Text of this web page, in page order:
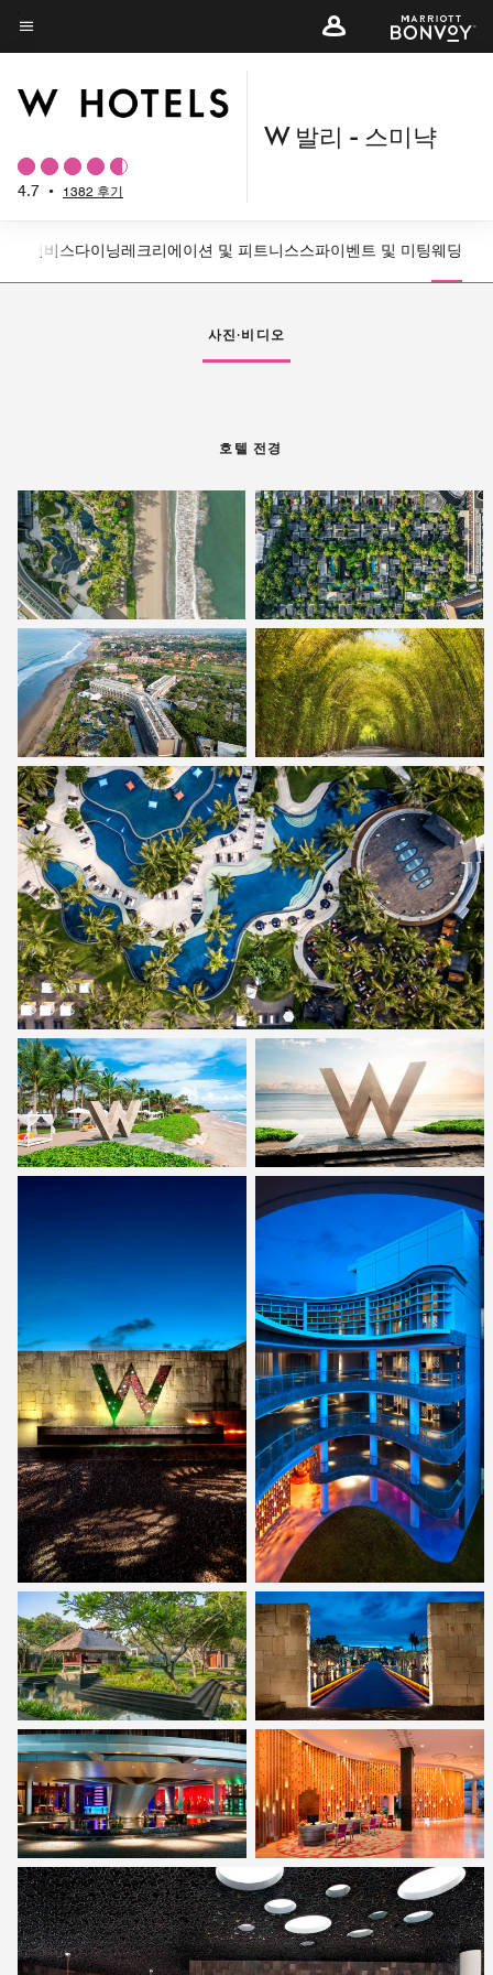
Skip
to
content
메뉴 텍스트
4.7 • 1382 후기
W 발리 - 스미냑
왼쪽 화살표
한 서비스다이닝레크리에이션 및 피트니스스파이벤트 및 미팅웨딩
사진·비디오
호텔 전경